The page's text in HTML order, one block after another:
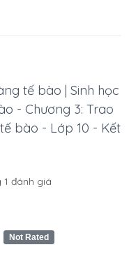
tế bào | Sinh học
- Chương 3: Trao
bào - Lớp 10 - Kết
1 đánh giá
Not Rated